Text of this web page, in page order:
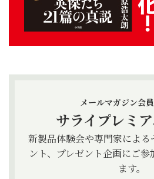
メールマガジン会
サライプレミ
新製品体験会や専門家によ
ント、プレゼント企画にご
ます。